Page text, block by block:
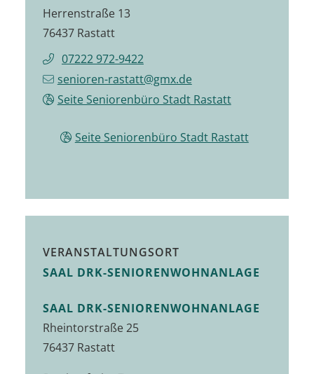
Herrenstraße 13
76437 Rastatt
07222 972-9422
senioren-rastatt@gmx.de
Seite Seniorenbüro Stadt Rastatt
Seite Seniorenbüro Stadt Rastatt
VERANSTALTUNGSORT
SAAL DRK-SENIORENWOHNANLAGE
SAAL DRK-SENIORENWOHNANLAGE
Rheintorstraße 25
76437 Rastatt